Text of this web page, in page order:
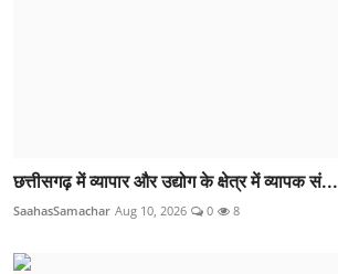
छत्तीसगढ़ में व्यापार और उद्योग के क्षेत्र में व्यापक सं...
SaahasSamachar Aug 10, 2026 0 8